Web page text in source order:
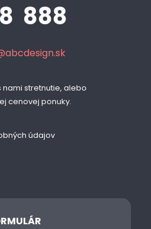
888
nami stretnutie, alebo
cenovej ponuky.
údajov